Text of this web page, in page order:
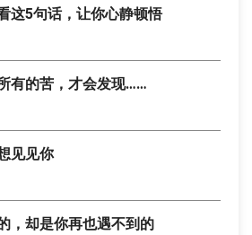
这5句话，让你心静顿悟
有的苦，才会发现……
见见你
，却是你再也遇不到的